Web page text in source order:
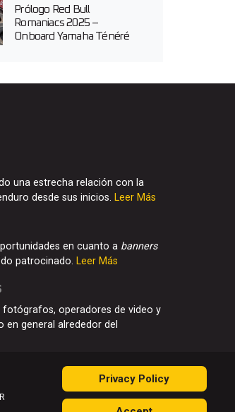
Prólogo Red Bull
Romaniacs 2025 –
Onboard Yamaha Ténéré
una estrecha relación con la
desde sus inicios. Leer Más
en cuanto a banners
patrocinado. Leer Más
fotógrafos, operadores de video y
en general alrededor del
Privacy Policy